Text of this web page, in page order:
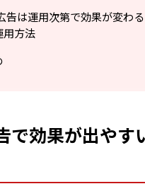
告は運用次第で効果が変わ
用方法
で効果が出やす